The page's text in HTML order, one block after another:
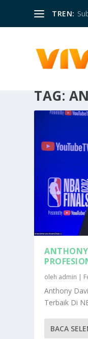
TREN:
TAG:
oleh admin |
Anthony
Terbaik Di
BACA